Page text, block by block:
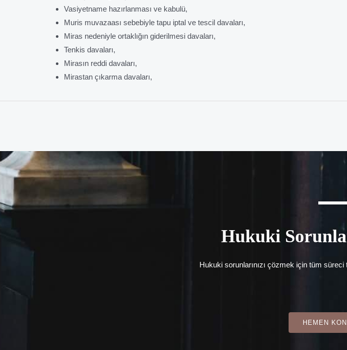
Vasiyetname hazırlanması ve kabulü,
Muris muvazaası sebebiyle tapu iptal ve tescil davaları,
Miras nedeniyle ortaklığın giderilmesi davaları,
Tenkis davaları,
Mirasın reddi davaları,
Mirastan çıkarma davaları,
Hukuki
Hukuki sorunlarınızı çözmek için tüm
HEMEN